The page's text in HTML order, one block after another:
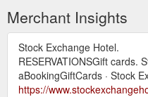
Merchant Insights
Stock Exchange Hotel.
RESERVATIONSGift cards.
aBookingGiftCards · Stock
https://